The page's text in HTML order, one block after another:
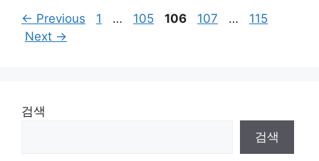
← Previous Page
1 … Page
105 Page
106 Page
107 … Page
115
Next →
검색
검색